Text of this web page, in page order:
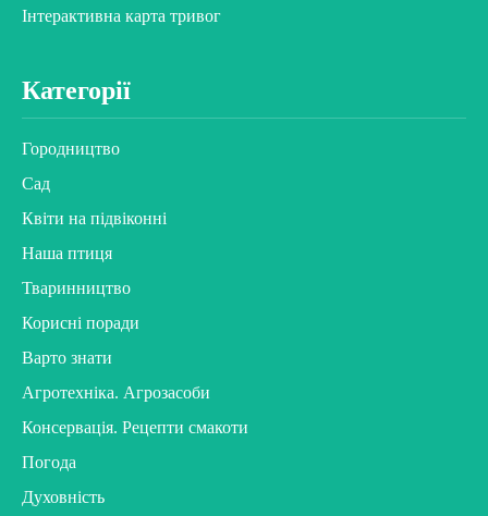
Інтерактивна карта тривог
Категорії
Городництво
Сад
Квіти на підвіконні
Наша птиця
Тваринництво
Корисні поради
Варто знати
Агротехніка. Агрозасоби
Консервація. Рецепти смакоти
Погода
Духовність